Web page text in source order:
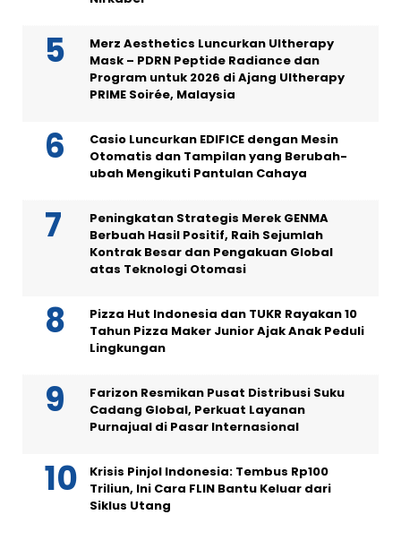
Merz Aesthetics Luncurkan Ultherapy
Mask – PDRN Peptide Radiance dan
Program untuk 2026 di Ajang Ultherapy
PRIME Soirée, Malaysia
Casio Luncurkan EDIFICE dengan Mesin
Otomatis dan Tampilan yang Berubah-
ubah Mengikuti Pantulan Cahaya
Peningkatan Strategis Merek GENMA
Berbuah Hasil Positif, Raih Sejumlah
Kontrak Besar dan Pengakuan Global
atas Teknologi Otomasi
Pizza Hut Indonesia dan TUKR Rayakan 10
Tahun Pizza Maker Junior Ajak Anak Peduli
Lingkungan
Farizon Resmikan Pusat Distribusi Suku
Cadang Global, Perkuat Layanan
Purnajual di Pasar Internasional
Krisis Pinjol Indonesia: Tembus Rp100
Triliun, Ini Cara FLIN Bantu Keluar dari
Siklus Utang